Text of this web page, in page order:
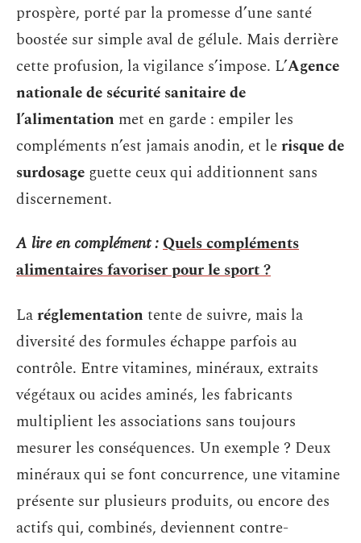
prospère, porté par la promesse d’une santé
boostée sur simple aval de gélule. Mais derrière
cette profusion, la vigilance s’impose. L’Agence
nationale de sécurité sanitaire de
l’alimentation met en garde : empiler les
compléments n’est jamais anodin, et lerisque de
surdosage guette ceux qui additionnent sans
discernement.
A lire en complément :Quels compléments
alimentaires favoriser pour le sport ?
Laréglementationtente de suivre, mais la
diversité des formules échappe parfois au
contrôle. Entre vitamines, minéraux, extraits
végétaux ou acides aminés, les fabricants
multiplient les associations sans toujours
mesurer les conséquences. Un exemple ? Deux
minéraux qui se font concurrence, une vitamine
présente sur plusieurs produits, ou encore des
actifs qui, combinés, deviennent contre-